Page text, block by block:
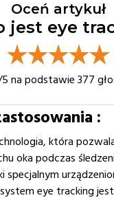
Oceń artykuł
jest eye
na podstawie 377
:
która
oka podczas
specjalnym
eye tracking